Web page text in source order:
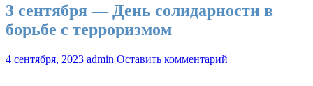
3 сентября — День солидарности в
борьбе с терроризмом
4 сентября, 2023 admin Оставить комментарий